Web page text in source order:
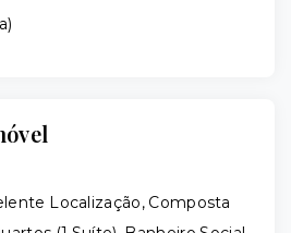
)
Localização, Composta